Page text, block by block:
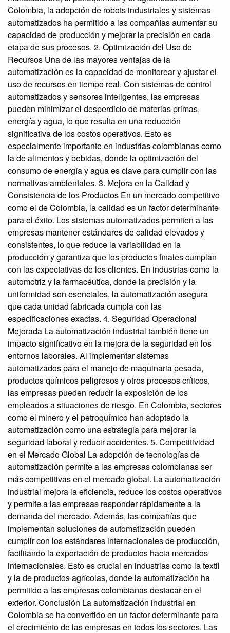
Colombia, la adopción de robots industriales y sistemas
automatizados ha permitido a las compañías aumentar su
capacidad de producción y mejorar la precisión en cada
etapa de sus procesos. 2. Optimización del Uso de
Recursos Una de las mayores ventajas de la
automatización es la capacidad de monitorear y ajustar el
uso de recursos en tiempo real. Con sistemas de control
automatizados y sensores inteligentes, las empresas
pueden minimizar el desperdicio de materias primas,
energía y agua, lo que resulta en una reducción
significativa de los costos operativos. Esto es
especialmente importante en industrias colombianas como
la de alimentos y bebidas, donde la optimización del
consumo de energía y agua es clave para cumplir con las
normativas ambientales. 3. Mejora en la Calidad y
Consistencia de los Productos En un mercado competitivo
como el de Colombia, la calidad es un factor determinante
para el éxito. Los sistemas automatizados permiten a las
empresas mantener estándares de calidad elevados y
consistentes, lo que reduce la variabilidad en la
producción y garantiza que los productos finales cumplan
con las expectativas de los clientes. En industrias como la
automotriz y la farmacéutica, donde la precisión y la
uniformidad son esenciales, la automatización asegura
que cada unidad fabricada cumpla con las
especificaciones exactas. 4. Seguridad Operacional
Mejorada La automatización industrial también tiene un
impacto significativo en la mejora de la seguridad en los
entornos laborales. Al implementar sistemas
automatizados para el manejo de maquinaria pesada,
productos químicos peligrosos y otros procesos críticos,
las empresas pueden reducir la exposición de los
empleados a situaciones de riesgo. En Colombia, sectores
como el minero y el petroquímico han adoptado la
automatización como una estrategia para mejorar la
seguridad laboral y reducir accidentes. 5. Competitividad
en el Mercado Global La adopción de tecnologías de
automatización permite a las empresas colombianas ser
más competitivas en el mercado global. La automatización
industrial mejora la eficiencia, reduce los costos operativos
y permite a las empresas responder rápidamente a la
demanda del mercado. Además, las compañías que
implementan soluciones de automatización pueden
cumplir con los estándares internacionales de producción,
facilitando la exportación de productos hacia mercados
internacionales. Esto es crucial en industrias como la textil
y la de productos agrícolas, donde la automatización ha
permitido a las empresas colombianas destacar en el
exterior. Conclusión La automatización industrial en
Colombia se ha convertido en un factor determinante para
el crecimiento de las empresas en todos los sectores. Las